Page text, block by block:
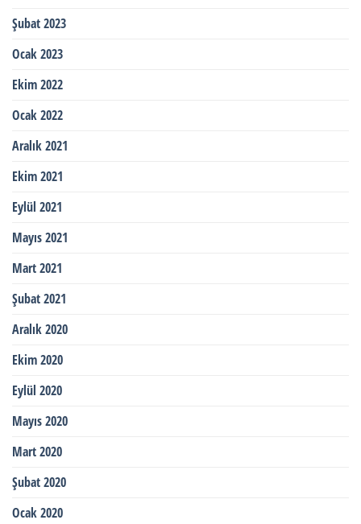
Şubat 2023
Ocak 2023
Ekim 2022
Ocak 2022
Aralık 2021
Ekim 2021
Eylül 2021
Mayıs 2021
Mart 2021
Şubat 2021
Aralık 2020
Ekim 2020
Eylül 2020
Mayıs 2020
Mart 2020
Şubat 2020
Ocak 2020